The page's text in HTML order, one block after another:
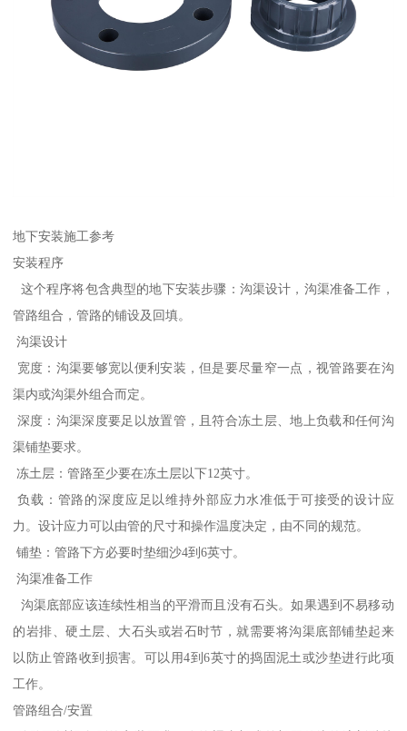
地下安装施工参考
安装程序
这个程序将包含典型的地下安装步骤：沟渠设计，沟渠准备工作，
管路组合，管路的铺设及回填。
沟渠设计
宽度：沟渠要够宽以便利安装，但是要尽量窄一点，视管路要在沟
渠内或沟渠外组合而定。
深度：沟渠深度要足以放置管，且符合冻土层、地上负载和任何沟
渠铺垫要求。
冻土层：管路至少要在冻土层以下12英寸。
负载：管路的深度应足以维持外部应力水准低于可接受的设计应
力。设计应力可以由管的尺寸和操作温度决定，由不同的规范。
铺垫：管路下方必要时垫细沙4到6英寸。
沟渠准备工作
沟渠底部应该连续性相当的平滑而且没有石头。如果遇到不易移动
的岩排、硬土层、大石头或岩石时节，就需要将沟渠底部铺垫起来
以防止管路收到损害。可以用4到6英寸的捣固泥土或沙垫进行此项
工作。
管路组合/安置